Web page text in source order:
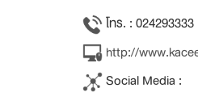
โทร. : 024293333
http://
Social Media :